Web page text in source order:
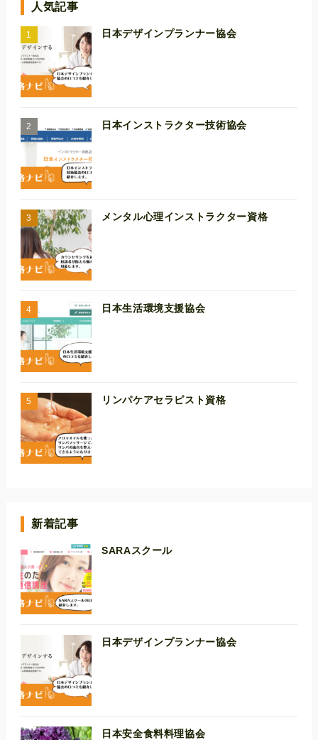
人気記事
日本デザインプランナー協会
日本インストラクター技術協会
メンタル心理インストラクター資格
日本生活環境支援協会
リンパケアセラピスト資格
新着記事
SARAスクール
日本デザインプランナー協会
日本安全食料料理協会